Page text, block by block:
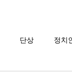
단상 정치